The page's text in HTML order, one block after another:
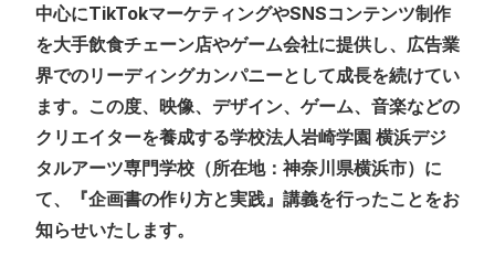
中心にTikTokマーケティングやSNSコンテンツ制作
を大手飲食チェーン店やゲーム会社に提供し、広告業
界でのリーディングカンパニーとして成長を続けてい
ます。この度、映像、デザイン、ゲーム、音楽などの
クリエイターを養成する学校法人岩崎学園 横浜デジ
タルアーツ専門学校（所在地：神奈川県横浜市）に
て、『企画書の作り方と実践』講義を行ったことをお
知らせいたします。